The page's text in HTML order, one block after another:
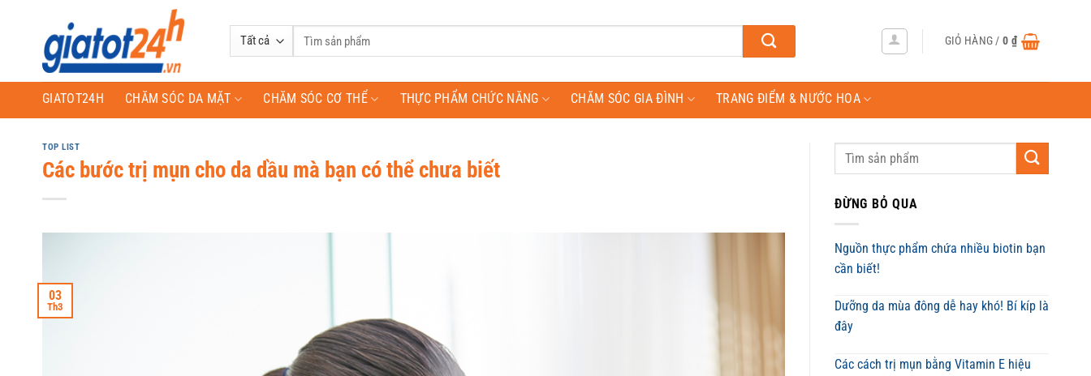
Tìm
GIỎ HÀNG /0 ₫
GIATOT24H CHĂM SÓC DA MẶT CHĂM SÓC CƠ THỂ THỰC PHẨM CHỨC NĂNG CHĂM SÓC GIA ĐÌNH TRANG ĐIỂM & NƯỚC HOA
TOP LIST
Các bước trị mụn cho da dầu mà bạn có thể chưa biết
03
Th3
ĐỪNG BỎ QUA
Nguồn thực phẩm chứa nhiều biotin bạn
cần biết!
Dưỡng da mùa đông dễ hay khó! Bí kíp là
đây
Các cách trị mụn bằng Vitamin E hiệu